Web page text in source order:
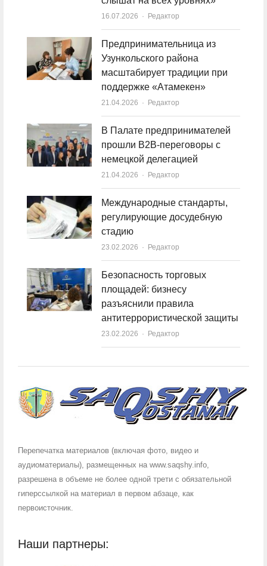
16.07.2026 Author
Редактор
Предпринимательница из
Узункольского района
масштабирует традиции при
поддержке «Атамекен»
21.04.2026 Author
Редактор
В Палате предпринимателей
прошли B2B-переговоры с
немецкой делегацией
21.04.2026 Author
Редактор
Международные стандарты,
регулирующие досудебную
стадию
23.02.2026 Author
Редактор
Безопасность торговых
площадей: бизнесу
разъяснили правила
антитеррористической защиты
23.02.2026 Author
Редактор
Перепечатка материалов (включая фото, видео и
аудиоматериалы), размещенных на www.saqshy.info,
разрешена в объеме не более одной трети с обязательной
гиперссылкой на материал в первом абзаце, как
первоисточник.
Наши партнеры: